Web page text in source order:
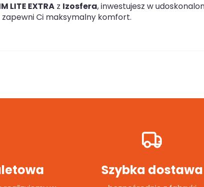
LITE EXTRA z Izosfera, inwestujesz w
Ci maksymalny komfort.
Szybka dostawa